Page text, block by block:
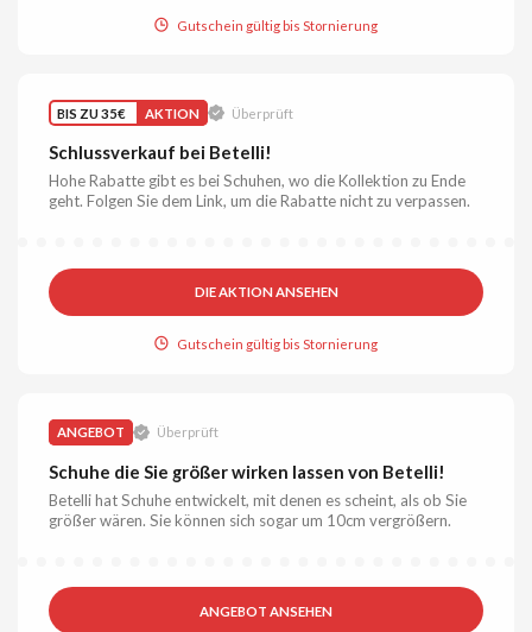
Gutschein gültig bis Stornierung
BIS ZU 35€ AKTION Überprüft
Schlussverkauf bei Betelli!
Hohe Rabatte gibt es bei Schuhen, wo die Kollektion zu Ende
geht. Folgen Sie dem Link, um die Rabatte nicht zu verpassen.
DIE AKTION ANSEHEN
Gutschein gültig bis Stornierung
ANGEBOT Überprüft
Schuhe die Sie größer wirken lassen von Betelli!
Betelli hat Schuhe entwickelt, mit denen es scheint, als ob Sie
größer wären. Sie können sich sogar um 10cm vergrößern.
ANGEBOT ANSEHEN